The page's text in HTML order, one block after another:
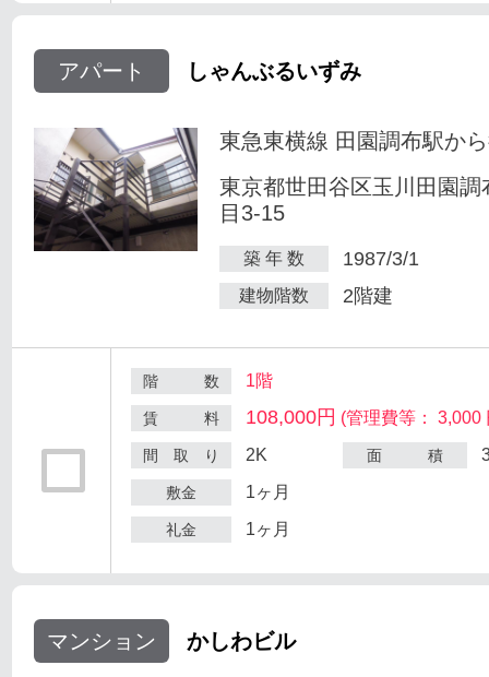
アパート しゃんぶるいずみ
東急東横線 田園調布駅か
東京都世田谷区玉川田園調
目3-15
築 年 数 1987/3/1
建物階数 2階建
階 数 1階
賃 料 108,000円 (管理費等： 3,000
間 取 り 2K 面 積
敷金 1ヶ月
礼金 1ヶ月
マンション かしわビル